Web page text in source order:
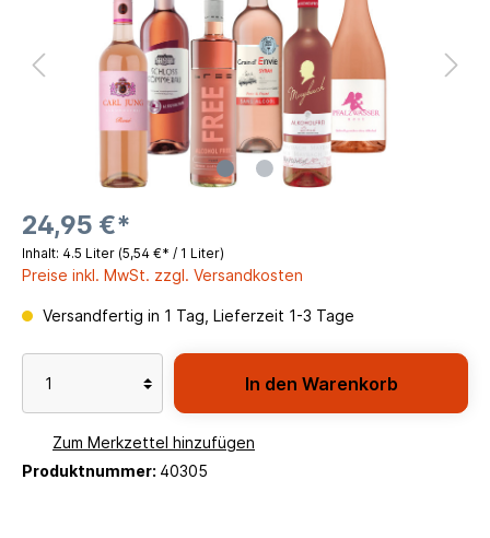
24,95 €*
Inhalt: 4.5 Liter (5,54 €* / 1 Liter)
Preise inkl. MwSt. zzgl. Versandkosten
Versandfertig in 1 Tag, Lieferzeit 1-3 Tage
In den Warenkorb
Zum Merkzettel hinzufügen
Produktnummer: 40305